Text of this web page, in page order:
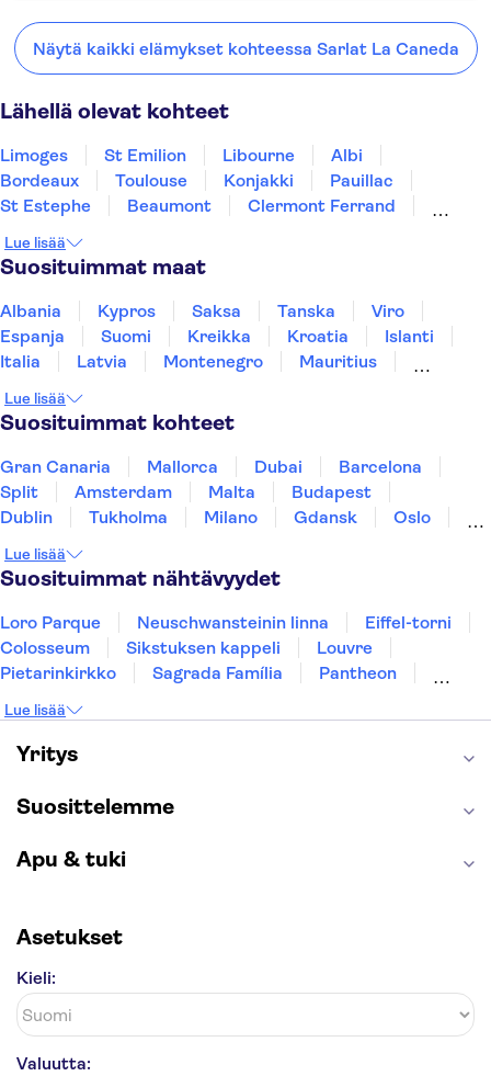
Caneda lähellä:
Limoges Libourne
Näytä kaikki elämykset kohteessa Sarlat La Caneda
Lähellä olevat kohteet
Limoges St Emilion Libourne
Albi
Bordeaux
Toulouse Konjakki
Pauillac
St Estephe
Beaumont
Clermont Ferrand
Lue lisää
Suosituimmat maat
Albania Kypros Saksa Tanska
Viro
Espanja
Suomi Kreikka Kroatia
Islanti
Italia
Latvia Montenegro
Mauritius
Thaimaa
Turkki
Lue lisää
Suosituimmat kohteet
Gran Canaria Mallorca Dubai
Barcelona
Split
Amsterdam Malta
Budapest
Dublin
Tukholma Milano Gdansk
Oslo
Tallinna
Ljubljana Riika
Lue lisää
Suosituimmat nähtävyydet
Loro Parque Neuschwansteinin linna
Eiffel-torni
Colosseum
Sikstuksen kappeli
Louvre
Pietarinkirkko
Sagrada Família
Pantheon
Keukenhof
London Eye
Montmartre
Wieliczkan suolakaivos
Lue lisää
Yritys
Suosittelemme
Apu & tuki
Asetukset
Kieli:
Valuutta: